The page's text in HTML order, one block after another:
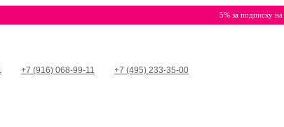
5% за подписку на
+7 (916) 068-99-11 +7 (495) 233-35-00